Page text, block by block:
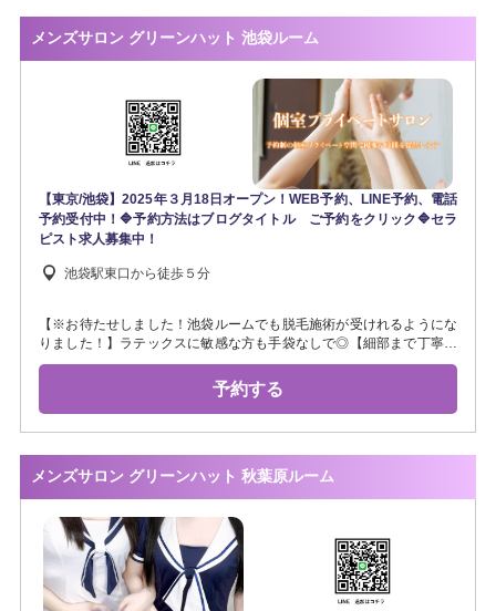
メンズサロン グリーンハット 池袋ルーム
【東京/池袋】2025年３月18日オープン！WEB予約、LINE予約、電話
予約受付中！🔷予約方法はブログタイトル ご予約をクリック🔷セラ
ピスト求人募集中！
池袋駅東口から徒歩５分
【※お待たせしました！池袋ルームでも脱毛施術が受けれるようにな
りました！】ラテックスに敏感な方も手袋なしで◎【細部まで丁寧に
♡大切に♡全身・VIOへ施術＆施術後ケアも❤️✨】効果の実感できる
LED脱毛とデリケート部分を含めた全身ケアをご提供《男女脱毛・シ
す。 ご質問、リクエスト出勤、ダブル施術、お問い合わせお待ちし
ております。スタッフも募集中！お気軽にLINEからお問い合わせ下さ
い！
予約する
メンズサロン グリーンハット 秋葉原ルーム